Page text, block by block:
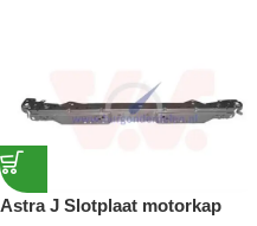
Astra J Slotplaat motorkap